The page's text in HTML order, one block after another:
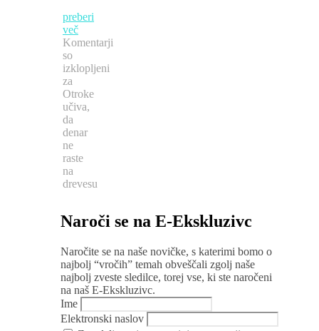
preberi
več
Komentarji
so
izklopljeni
za
Otroke
učiva,
da
denar
ne
raste
na
drevesu
Naroči se na E-Ekskluzivc
Naročite se na naše novičke, s katerimi bomo o
najbolj “vročih” temah obveščali zgolj naše
najbolj zveste sledilce, torej vse, ki ste naročeni
na naš E-Ekskluzivc.
Ime
Elektronski naslov